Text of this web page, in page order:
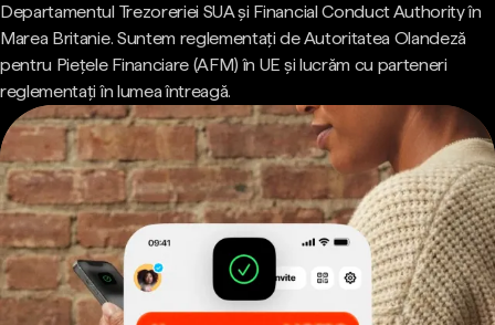
Departamentul Trezoreriei SUA și Financial Conduct Authority în
Marea Britanie. Suntem reglementați de Autoritatea Olandeză
pentru Piețele Financiare (AFM) în UE și lucrăm cu parteneri
reglementați în lumea întreagă.